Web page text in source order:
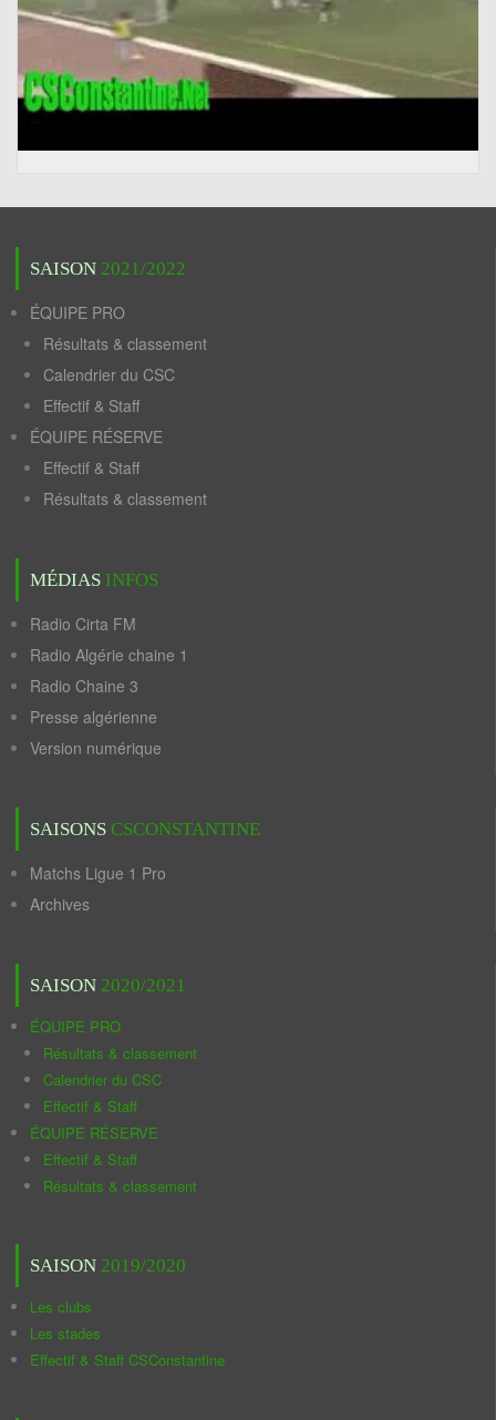
SAISON 2021/2022
ÉQUIPE PRO
Résultats & classement
Calendrier du CSC
Effectif & Staff
ÉQUIPE RÉSERVE
Effectif & Staff
Résultats & classement
MÉDIAS INFOS
Radio Cirta FM
Radio Algérie chaine 1
Radio Chaine 3
Presse algérienne
Version numérique
SAISONS CSCONSTANTINE
Matchs Ligue 1 Pro
Archives
SAISON 2020/2021
ÉQUIPE PRO
Résultats & classement
Calendrier du CSC
Effectif & Staff
ÉQUIPE RÉSERVE
Effectif & Staff
Résultats & classement
SAISON 2019/2020
Les clubs
Les stades
Effectif & Staff CSConstantine